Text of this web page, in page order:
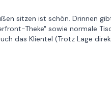
sitzen ist schön. Drinnen
Theke" sowie normale
das Klientel (Trotz Lage